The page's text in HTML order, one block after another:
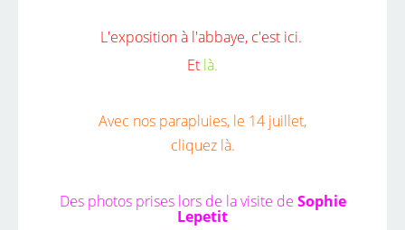
L'exposition à l'abbaye, c'est ici.
Et là.
Avec nos parapluies, le 14 juillet,
cliquez là.
Des photos prises lors de la visite de Sophie
Lepetit